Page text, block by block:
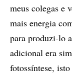
meus colegas e
mais energia
para produzi-lo
adicional era
fotossíntese,